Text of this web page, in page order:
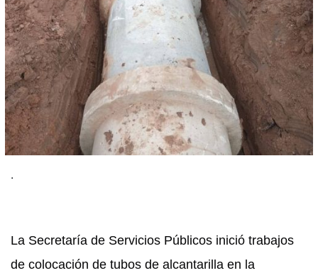
.
La Secretaría de Servicios Públicos inició trabajos
de colocación de tubos de alcantarilla en la